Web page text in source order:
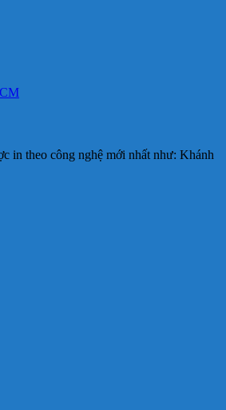
in theo công nghệ mới nhất như: Khánh